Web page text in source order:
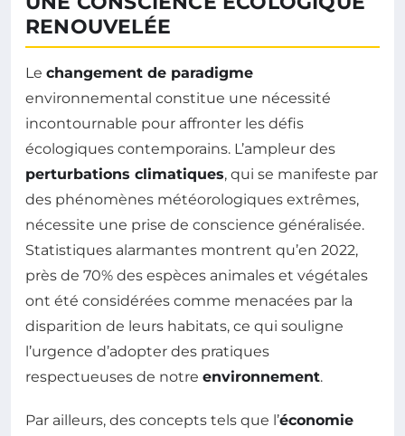
RENOUVELÉE
Le changement de paradigme
environnemental constitue une nécessité
incontournable pour affronter les défis
écologiques contemporains. L’ampleur des
perturbations climatiques, qui se manifeste par
des phénomènes météorologiques extrêmes,
nécessite une prise de conscience généralisée.
Statistiques alarmantes montrent qu’en 2022,
près de 70% des espèces animales et végétales
ont été considérées comme menacées par la
disparition de leurs habitats, ce qui souligne
l’urgence d’adopter des pratiques
respectueuses de notre environnement.
Par ailleurs, des concepts tels que l’économie